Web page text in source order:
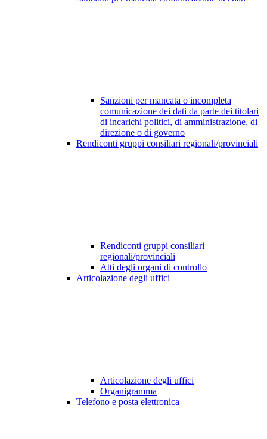
Sanzioni per mancata o incompleta
comunicazione dei dati da parte dei titolari
di incarichi politici, di amministrazione, di
direzione o di governo
Rendiconti gruppi consiliari regionali/provinciali
Rendiconti gruppi consiliari
regionali/provinciali
Atti degli organi di controllo
Articolazione degli uffici
Articolazione degli uffici
Organigramma
Telefono e posta elettronica